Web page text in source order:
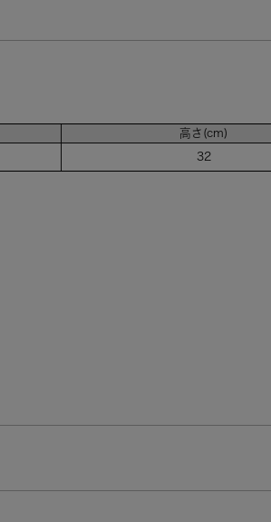
高さ(cm)
32